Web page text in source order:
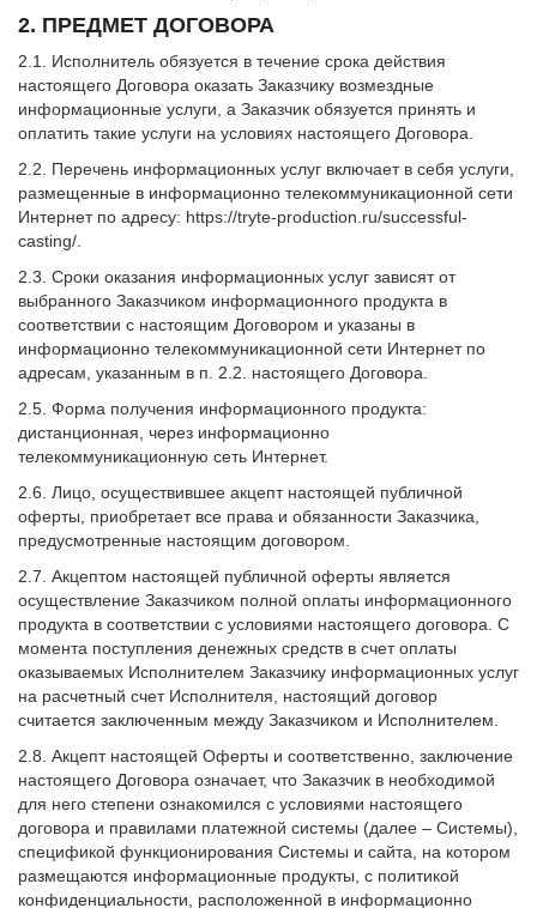
2. ПРЕДМЕТ ДОГОВОРА
2.1. Исполнитель обязуется в течение срока действия
настоящего Договора оказать Заказчику возмездные
информационные услуги, а Заказчик обязуется принять и
оплатить такие услуги на условиях настоящего Договора.
2.2. Перечень информационных услуг включает в себя услуги,
размещенные в информационно телекоммуникационной сети
Интернет по адресу: https://tryte-production.ru/successful-
casting/.
2.3. Сроки оказания информационных услуг зависят от
выбранного Заказчиком информационного продукта в
соответствии с настоящим Договором и указаны в
информационно телекоммуникационной сети Интернет по
адресам, указанным в п. 2.2. настоящего Договора.
2.5. Форма получения информационного продукта:
дистанционная, через информационно
телекоммуникационную сеть Интернет.
2.6. Лицо, осуществившее акцепт настоящей публичной
оферты, приобретает все права и обязанности Заказчика,
предусмотренные настоящим договором.
2.7. Акцептом настоящей публичной оферты является
осуществление Заказчиком полной оплаты информационного
продукта в соответствии с условиями настоящего договора. С
момента поступления денежных средств в счет оплаты
оказываемых Исполнителем Заказчику информационных услуг
на расчетный счет Исполнителя, настоящий договор
считается заключенным между Заказчиком и Исполнителем.
2.8. Акцепт настоящей Оферты и соответственно, заключение
настоящего Договора означает, что Заказчик в необходимой
для него степени ознакомился с условиями настоящего
договора и правилами платежной системы (далее – Системы),
спецификой функционирования Системы и сайта, на котором
размещаются информационные продукты, с политикой
конфиденциальности, расположенной в информационно